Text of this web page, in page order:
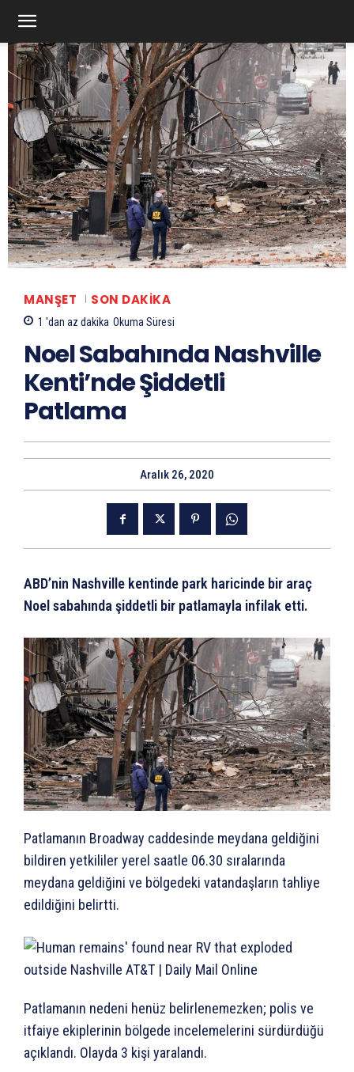
MANŞET SON DAKIKA
1 'dan az dakika Okuma Süresi
Noel Sabahında Nashville
Kenti’nde Şiddetli
Patlama
Aralık 26, 2020
ABD’nin Nashville kentinde park haricinde bir araç
Noel sabahında şiddetli bir patlamayla infilak etti.
Patlamanın Broadway caddesinde meydana geldiğini
bildiren yetkililer yerel saatle 06.30 sıralarında
meydana geldiğini ve bölgedeki vatandaşların tahliye
edildiğini belirtti.
Patlamanın nedeni henüz belirlenemezken; polis ve
itfaiye ekiplerinin bölgede incelemelerini sürdürdüğü
açıklandı. Olayda 3 kişi yaralandı.